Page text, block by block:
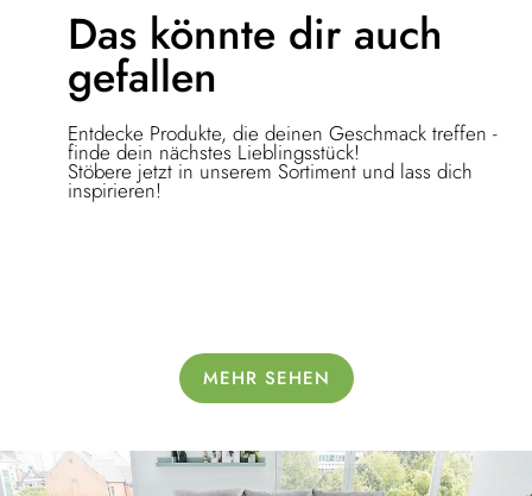
Das könnte dir auch
gefallen
Entdecke Produkte, die deinen Geschmack treffen -
finde dein nächstes Lieblingsstück!
Stöbere jetzt in unserem Sortiment und lass dich
inspirieren!
MEHR SEHEN